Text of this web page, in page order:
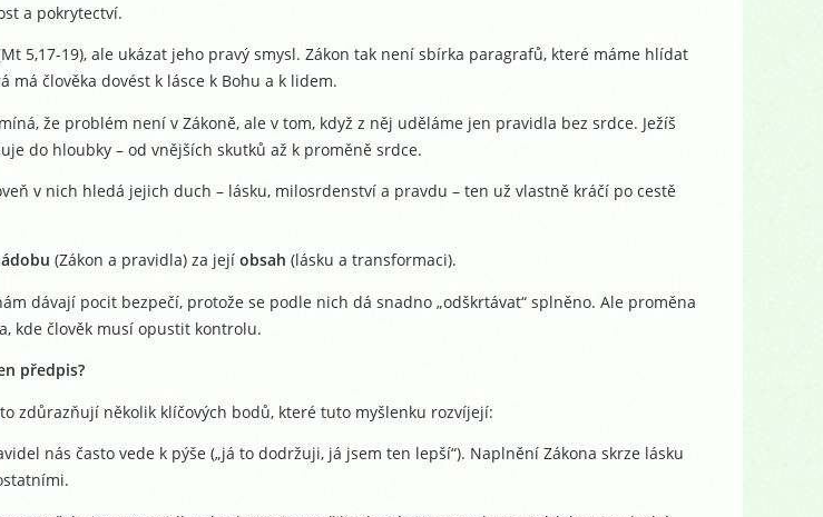
a pokrytectví.
5,17-19), ale ukázat jeho pravý smysl. Zákon tak není sbírka paragrafů, které máme hlídat
má člověka dovést k lásce k Bohu a k lidem.
že problém není v Zákoně, ale v tom, když z něj uděláme jen pravidla bez srdce. Ježíš
do hloubky – od vnějších skutků až k proměně srdce.
v nich hledá jejich duch – lásku, milosrdenství a pravdu – ten už vlastně kráčí po cestě
(Zákon a pravidla) za její obsah (lásku a transformaci).
dávají pocit bezpečí, protože se podle nich dá snadno „odškrtávat“ splněno. Ale proměna
kde člověk musí opustit kontrolu.
předpis?
zdůrazňují několik klíčových bodů, které tuto myšlenku rozvíjejí:
nás často vede k pýše („já to dodržuji, já jsem ten lepší“). Naplnění Zákona skrze lásku